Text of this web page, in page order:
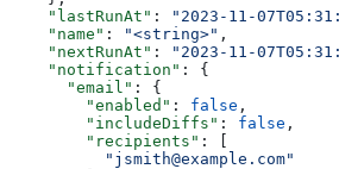
    "lastRunAt"
: "2023-11-
    "name"
: "<string>" ,
    "nextRunAt"
: "2023-11-
    "notification"
: {
      "email"
: {
        "enabled"
: false ,
        "includeDiffs"
: false ,
        "recipients"
: [
          "jsmith@example.com"